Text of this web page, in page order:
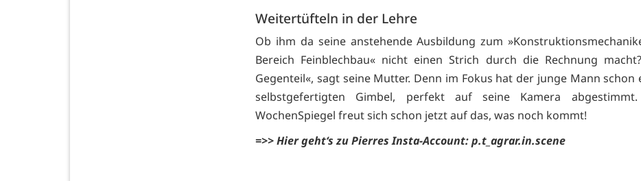
Weitertüfteln in der Lehre
Ob ihm da seine anstehende Ausbildung zum
Bereich Feinblechbau« nicht einen Strich durch die Rechnung
Gegenteil«, sagt seine Mutter. Denn im Fokus hat der junge Mann schon
selbstgefertigten Gimbel, perfekt auf seine Kamera
WochenSpiegel freut sich schon jetzt auf das, was noch kommt!
=>> Hier geht‘s zu Pierres Insta-Account: p.t_agrar.in.scene